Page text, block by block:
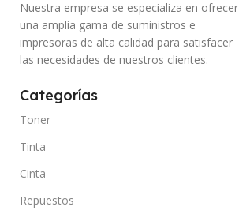
Nuestra empresa se especializa en ofrecer
una amplia gama de suministros e
impresoras de alta calidad para satisfacer
las necesidades de nuestros clientes.
Categorías
Toner
Tinta
Cinta
Repuestos